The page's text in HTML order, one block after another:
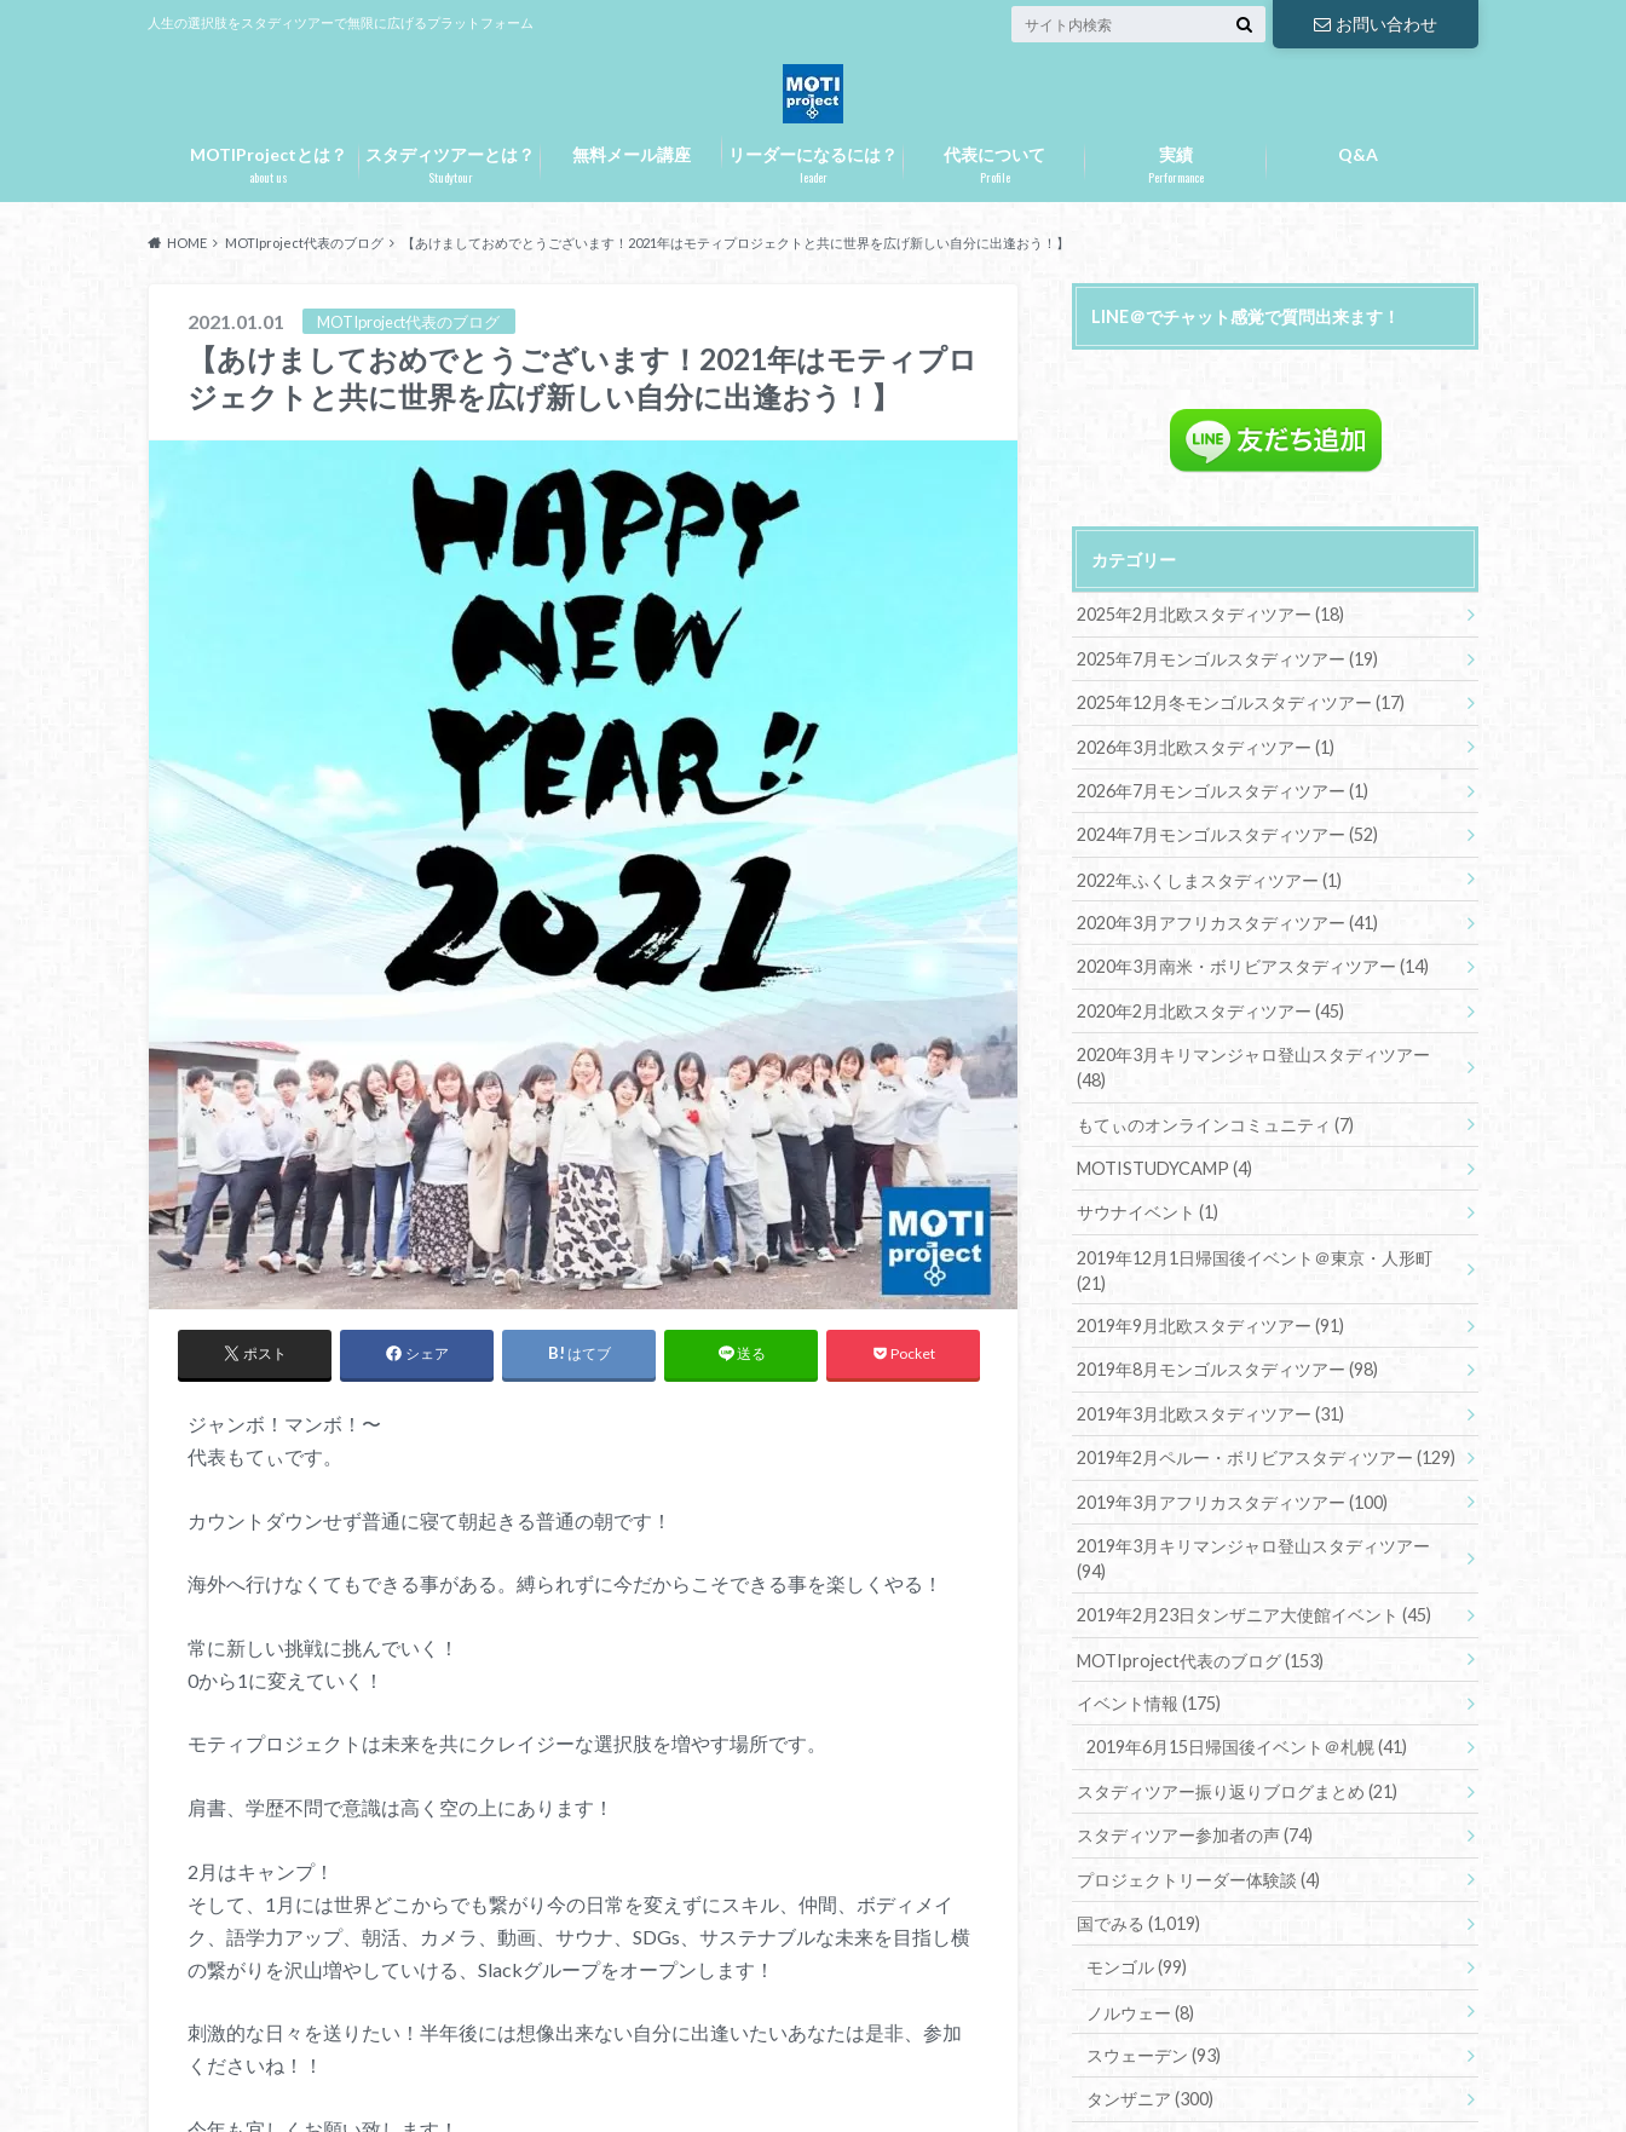
人生の選択肢をスタディツアーで無限に広げるプラットフォーム お問い合わせ
MOTIProjectとは？
about us
スタディツアーとは？
Studytour
無料メール講座 リーダーになるには？
leader
代表について
Profile
実績
Performance
Q&A
HOME MOTIproject代表のブログ 【あけましておめでとうございます！2021年はモティプロジェクトと共に世界を広げ新しい自分に出逢おう！】
2021.01.01 MOTIproject代表のブログ
【あけましておめでとうございます！2021年はモティプロ
ジェクトと共に世界を広げ新しい自分に出逢おう！】
ポスト シェア はてブ 送る Pocket
ジャンボ！マンボ！〜
代表もてぃです。
カウントダウンせず普通に寝て朝起きる普通の朝です！
海外へ行けなくてもできる事がある。縛られずに今だからこそできる事を楽しくやる！
常に新しい挑戦に挑んでいく！
0から1に変えていく！
モティプロジェクトは未来を共にクレイジーな選択肢を増やす場所です。
肩書、学歴不問で意識は高く空の上にあります！
2月はキャンプ！
そして、1月には世界どこからでも繋がり今の日常を変えずにスキル、仲間、ボディメイ
ク、語学力アップ、朝活、カメラ、動画、サウナ、SDGs、サステナブルな未来を目指し横
の繋がりを沢山増やしていける、Slackグループをオープンします！
刺激的な日々を送りたい！半年後には想像出来ない自分に出逢いたいあなたは是非、参加
くださいね！！
LINE＠でチャット感覚で質問出来ます！
カテゴリー
2025年2月北欧スタディツアー(18)
2025年7月モンゴルスタディツアー(19)
2025年12月冬モンゴルスタディツアー(17)
2026年3月北欧スタディツアー(1)
2026年7月モンゴルスタディツアー(1)
2024年7月モンゴルスタディツアー(52)
2022年ふくしまスタディツアー(1)
2020年3月アフリカスタディツアー(41)
2020年3月南米・ボリビアスタディツアー(14)
2020年2月北欧スタディツアー(45)
2020年3月キリマンジャロ登山スタディツアー
(48)
もてぃのオンラインコミュニティ(7)
MOTISTUDYCAMP(4)
サウナイベント(1)
2019年12月1日帰国後イベント＠東京・人形町
(21)
2019年9月北欧スタディツアー(91)
2019年8月モンゴルスタディツアー(98)
2019年3月北欧スタディツアー(31)
2019年2月ペルー・ボリビアスタディツアー(129)
2019年3月アフリカスタディツアー(100)
2019年3月キリマンジャロ登山スタディツアー
(94)
2019年2月23日タンザニア大使館イベント(45)
MOTIproject代表のブログ(153)
イベント情報(175)
2019年6月15日帰国後イベント＠札幌(41)
スタディツアー振り返りブログまとめ(21)
スタディツアー参加者の声(74)
プロジェクトリーダー体験談(4)
国でみる(1,019)
モンゴル(99)
ノルウェー (8)
スウェーデン (93)
タンザニア (300)